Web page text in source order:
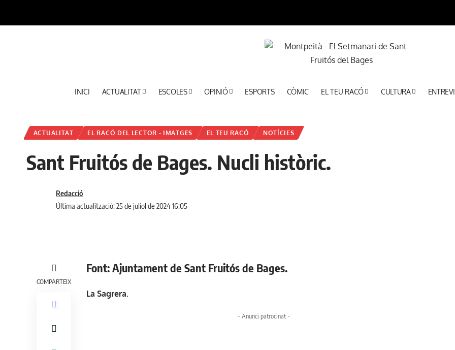
INICI ACTUALITAT ESCOLES OPINIÓ ESPORTS CÒMIC EL TEU RACÓ CULTURA
ACTUALITAT EL RACÓ DEL LECTOR - IMATGES EL TEU RACÓ NOTÍCIES
Sant Fruitós de Bages. Nucli històric.
Última actualització: 25 de juliol de 2024 16:05
Redacció
COMPARTEIX
Font: Ajuntament de Sant Fruitós de Bages.
La Sagrera.
- Anunci patrocinat -